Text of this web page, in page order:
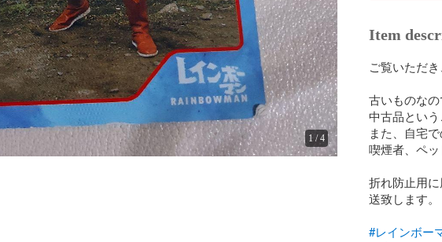
1/4
Item
ご覧いただ
古いものなの
中古品とい
また、自宅
喫煙者、ペッ
折れ防止用
送致します
#レインボー